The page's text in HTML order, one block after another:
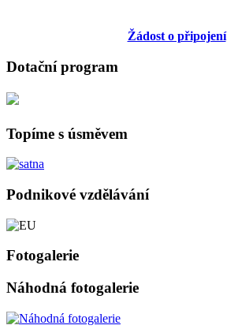
Žádost o připojení
Dotační program
Topíme s úsměvem
Podnikové vzdělávání
Fotogalerie
Náhodná fotogalerie